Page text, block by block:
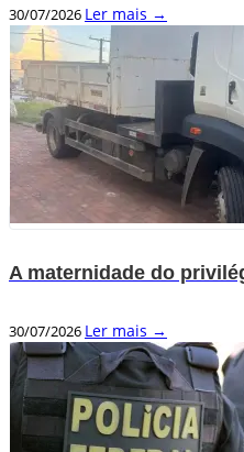
30/07/2026 Ler mais →
A maternidade do
30/07/2026 Ler mais →